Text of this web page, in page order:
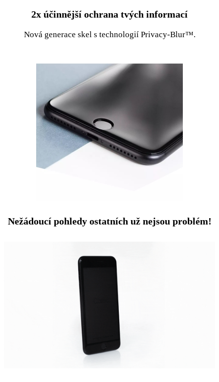
2x účinnější ochrana tvých informací
Nová generace skel s technologií Privacy-Blur™.
Nežádoucí pohledy ostatních už nejsou problém!